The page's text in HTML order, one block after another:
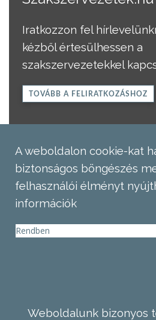
Iratkozzon fel
kézből értesülhessen a
szakszervezetekkel
TOVÁBB A FELIRATKOZÁSHOZ
A weboldalon cookie-kat
biztonságos böngészés
felhasználói élményt
információk
Rendben
Weboldalunk bizonyos